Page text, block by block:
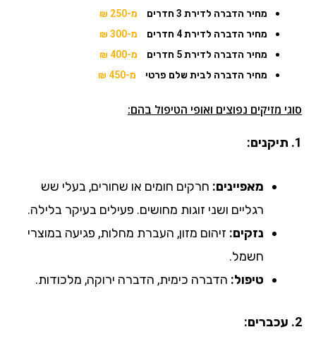
מחיר הדברה לדירת 3 חדרים
מ-250 ₪
מחיר הדברה לדירת 4 חדרים
מ-300 ₪
מחיר הדברה לדירת 5 חדרים
מ-400 ₪
מחיר הדברה לבית שלם פרטי
מ-450 ₪
סוגי מזיקים נפוצים ואופי הטיפול בהם:
1. תיקנים:
מאפיינים: חרקים חומים או שחורים, בעלי שש
רגליים ושני זוגות מחושים. פעילים בעיקר בלילה.
נזקים: זיהום מזון, העברת מחלות, פגיעה במוצרי
חשמל.
טיפול: הדברה כימית, הדברה ירוקה, מלכודות.
2. עכברים: